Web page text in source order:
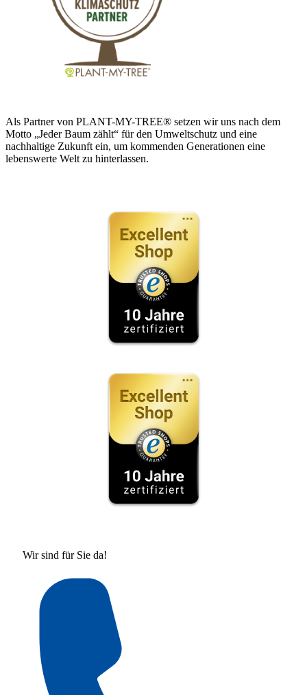
Als Partner von PLANT-MY-TREE® setzen wir uns nach dem
Motto „Jeder Baum zählt“ für den Umweltschutz und eine
nachhaltige Zukunft ein, um kommenden Generationen eine
lebenswerte Welt zu hinterlassen.
Wir sind für Sie da!